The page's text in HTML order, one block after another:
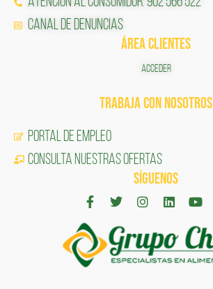
Canal de Denuncias
ÁREA CLIENTES
ACCEDER
TRABAJA CON NOSOTROS
Portal de Empleo
CONSULTA NUESTRAS OFERTAS
SÍGUENOS